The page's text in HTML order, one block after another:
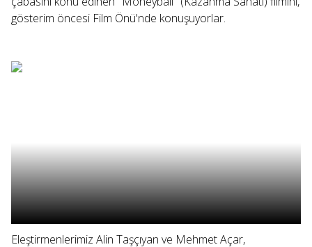
gösterim öncesi Film Önü'nde konuşuyorlar.
Eleştirmenlerimiz Alin Taşçıyan ve Mehmet Açar,